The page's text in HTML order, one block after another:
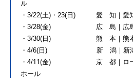
ル
・3/22(土)・23(日) 愛 知｜愛知
・3/28(金) 広 島｜広島文
・3/30(日) 熊 本｜熊本城
・4/6(日) 新 潟｜新潟
・4/11(金) 京 都｜ローム
ホール